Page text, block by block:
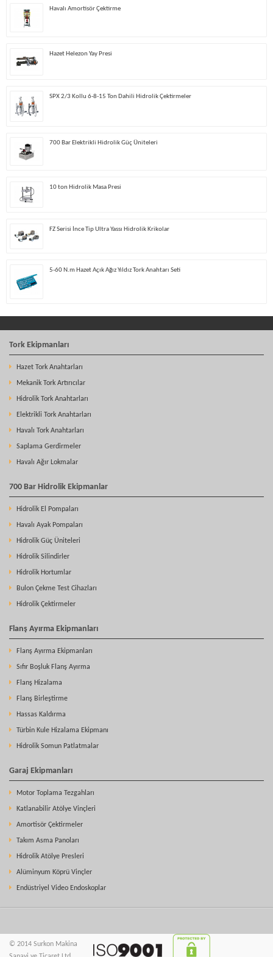
Havalı Amortisör Çektirme
Hazet Helezon Yay Presi
SPX 2/3 Kollu 6-8-15 Ton Dahili Hidrolik Çektirmeler
700 Bar Elektrikli Hidrolik Güç Üniteleri
10 ton Hidrolik Masa Presi
FZ Serisi İnce Tip Ultra Yassı Hidrolik Krikolar
5-60 N.m Hazet Açık Ağız Yıldız Tork Anahtarı Seti
Tork Ekipmanları
Hazet Tork Anahtarları
Mekanik Tork Artırıcılar
Hidrolik Tork Anahtarları
Elektrikli Tork Anahtarları
Havalı Tork Anahtarları
Saplama Gerdirmeler
Havalı Ağır Lokmalar
700 Bar Hidrolik Ekipmanlar
Hidrolik El Pompaları
Havalı Ayak Pompaları
Hidrolik Güç Üniteleri
Hidrolik Silindirler
Hidrolik Hortumlar
Bulon Çekme Test Cihazları
Hidrolik Çektirmeler
Flanş Ayırma Ekipmanları
Flanş Ayırma Ekipmanları
Sıfır Boşluk Flanş Ayırma
Flanş Hizalama
Flanş Birleştirme
Hassas Kaldırma
Türbin Kule Hizalama Ekipmanı
Hidrolik Somun Patlatmalar
Garaj Ekipmanları
Motor Toplama Tezgahları
Katlanabilir Atölye Vinçleri
Amortisör Çektirmeler
Takım Asma Panoları
Hidrolik Atölye Presleri
Alüminyum Köprü Vinçler
Endüstriyel Video Endoskoplar
© 2014 Surkon Makina